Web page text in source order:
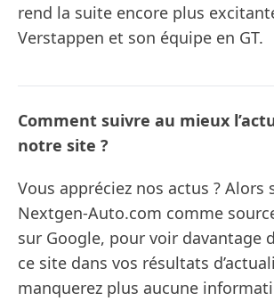
rend la suite encore plus
Verstappen et son équipe en GT.
Comment suivre au mieux
notre site ?
Vous appréciez nos actus ? Alors
Nextgen-Auto.com comme
sur Google, pour voir davantage
ce site dans vos résultats
manquerez plus aucune